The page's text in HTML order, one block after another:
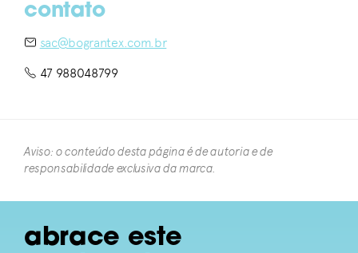
contato
sac@bograntex.com.br
47 988048799
Aviso: o conteúdo desta página é de autoria e de
responsabilidade exclusiva da marca.​
abrace este